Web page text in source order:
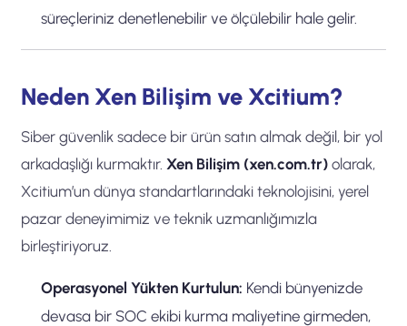
süreçleriniz denetlenebilir ve ölçülebilir hale gelir.
Neden Xen Bilişim ve Xcitium?
Siber güvenlik sadece bir ürün satın almak değil, bir yol
arkadaşlığı kurmaktır.Xen Bilişim (xen.com.tr) olarak,
Xcitium’un dünya standartlarındaki teknolojisini, yerel
pazar deneyimimiz ve teknik uzmanlığımızla
birleştiriyoruz.
Operasyonel Yükten Kurtulun: Kendi bünyenizde
devasa bir SOC ekibi kurma maliyetine girmeden,